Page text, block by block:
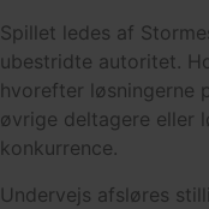
Spillet ledes af
ubestridte autoritet.
hvorefter løsningerne
øvrige deltagere eller
konkurrence.
Undervejs afsløres